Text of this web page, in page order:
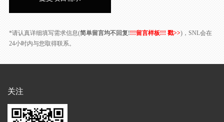
*请认真详细填写需求信息(简单留言均不回复!!!!留言样板!!! 戳>>)，SNL会在
24小时内与您取得联系。
关注